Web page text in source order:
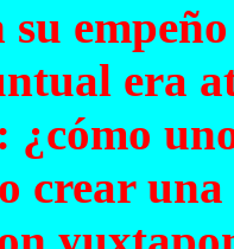
era
¿cómo
crear una